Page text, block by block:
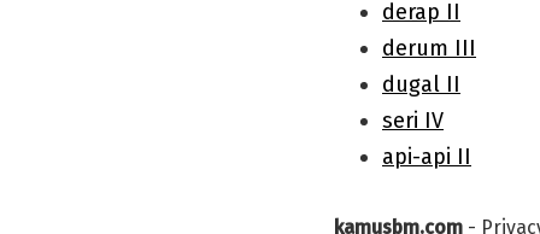
kamusbm.com -